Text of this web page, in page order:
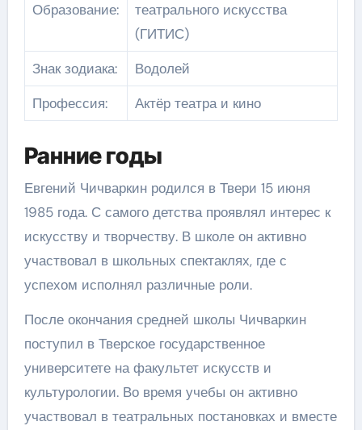
Образование:
театрального искусства
(ГИТИС)
Знак зодиака:
Водолей
Профессия:
Актёр театра и кино
Ранние годы
Евгений Чичваркин родился в Твери 15 июня
1985 года. С самого детства проявлял интерес к
искусству и творчеству. В школе он активно
участвовал в школьных спектаклях, где с
успехом исполнял различные роли.
После окончания средней школы Чичваркин
поступил в Тверское государственное
университете на факультет искусств и
культурологии. Во время учебы он активно
участвовал в театральных постановках и вместе